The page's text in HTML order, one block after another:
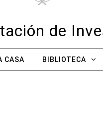
de
CASA BIBLIOTECA